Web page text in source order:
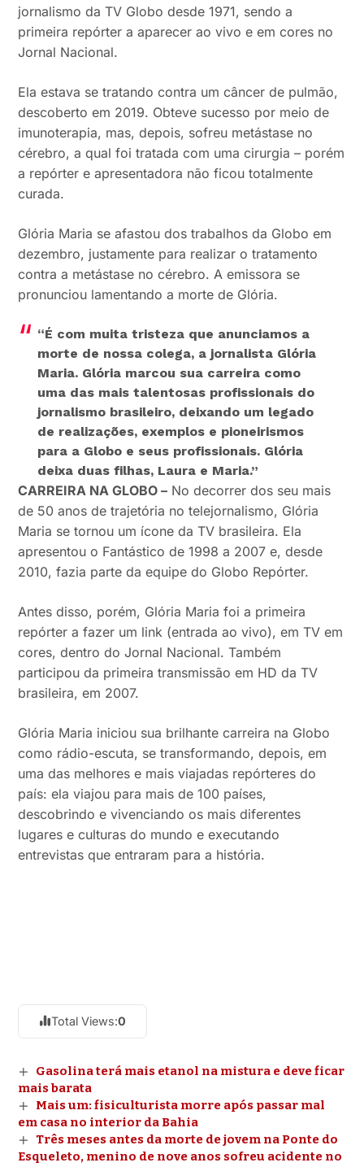
jornalismo da TV Globo desde 1971, sendo a
primeira repórter a aparecer ao vivo e em cores no
Jornal Nacional.
Ela estava se tratando contra um câncer de pulmão,
descoberto em 2019. Obteve sucesso por meio de
imunoterapia, mas, depois, sofreu metástase no
cérebro, a qual foi tratada com uma cirurgia – porém
a repórter e apresentadora não ficou totalmente
curada.
Glória Maria se afastou dos trabalhos da Globo em
dezembro, justamente para realizar o tratamento
contra a metástase no cérebro. A emissora se
pronunciou lamentando a morte de Glória.
“É com muita tristeza que anunciamos a
morte de nossa colega, a jornalista Glória
Maria. Glória marcou sua carreira como
uma das mais talentosas profissionais do
jornalismo brasileiro, deixando um legado
de realizações, exemplos e pioneirismos
para a Globo e seus profissionais. Glória
deixa duas filhas, Laura e Maria.”
CARREIRA NA GLOBO – No decorrer dos seu mais
de 50 anos de trajetória no telejornalismo, Glória
Maria se tornou um ícone da TV brasileira. Ela
apresentou o Fantástico de 1998 a 2007 e, desde
2010, fazia parte da equipe do Globo Repórter.
Antes disso, porém, Glória Maria foi a primeira
repórter a fazer um link (entrada ao vivo), em TV em
cores, dentro do Jornal Nacional. Também
participou da primeira transmissão em HD da TV
brasileira, em 2007.
Glória Maria iniciou sua brilhante carreira na Globo
como rádio-escuta, se transformando, depois, em
uma das melhores e mais viajadas repórteres do
país: ela viajou para mais de 100 países,
descobrindo e vivenciando os mais diferentes
lugares e culturas do mundo e executando
entrevistas que entraram para a história.
Total Views:0
Gasolina terá mais etanol na mistura e deve ficar
mais barata
Mais um: fisiculturista morre após passar mal
em casa no interior da Bahia
Três meses antes da morte de jovem na Ponte do
Esqueleto, menino de nove anos sofreu acidente no